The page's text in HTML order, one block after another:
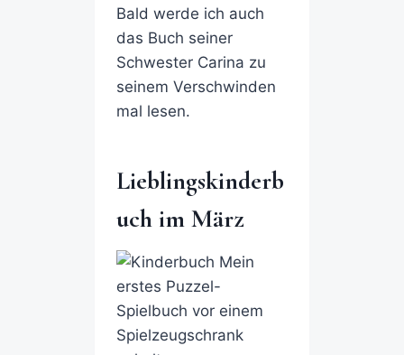
Bald werde ich auch
das Buch seiner
Schwester Carina zu
seinem Verschwinden
mal lesen.
Lieblingskinderb
uch im März